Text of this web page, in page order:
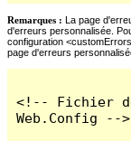
Remarques : La page
d'erreurs personnalisée.
configuration
page d'erreurs
<!-- Fichier
Web.Config -->